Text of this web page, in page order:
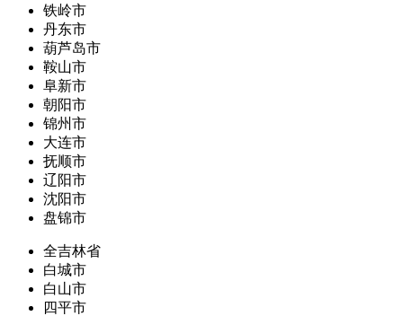
铁岭市
丹东市
葫芦岛市
鞍山市
阜新市
朝阳市
锦州市
大连市
抚顺市
辽阳市
沈阳市
盘锦市
全吉林省
白城市
白山市
四平市